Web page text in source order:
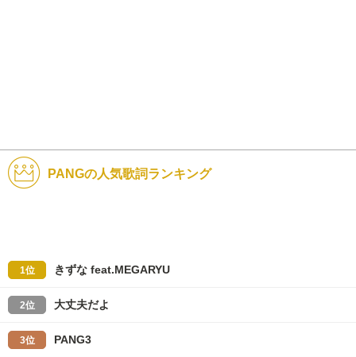
PANGの人気歌詞ランキング
1位 きずな feat.MEGARYU
2位 大丈夫だよ
3位 PANG3